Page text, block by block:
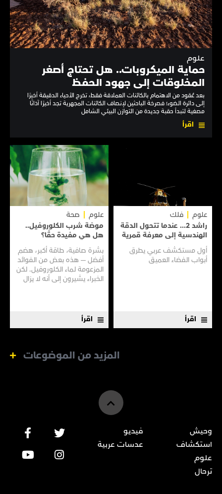
علوم
حماية الميكروبات.. هل تحتاج أصغر
المخلوقات إلى جهود الحفظ
بعد عُقود من الاهتمام بالكائنات العملاقة فقط، تخرج الأحياء الدقيقة أخيرًا
إلى دائرة الضوء؛ فصرخة الباحثين لإنصاف الكائنات المجهرية تجد أخيرًا آذانًا
مصغية لتبدأ حقبة جديدة من التوازن البيئي الشامل
اقرأ
علوم
فلك
راشد 2... عندما تتحول الدقة
الهندسية إلى معرفة قمرية
أول مستكشف عربي يطرق
أبواب الفضاء العميق
اقرأ
علوم
صحة
موضة شرب الكلوروفيل..
هل هي مفيدة حقًا؟
بشرة صافية، طاقة أكبر، هضم
أفضل — هذه بعض من الفوائد
المزعومة لماء الكلوروفيل. لكن
الخبراء يشيرون إلى أنه لا يزال
اقرأ
المزيد من الموضوعات
وحيش
استكشاف
علوم
ترحال
فيديو
عدسات عربية